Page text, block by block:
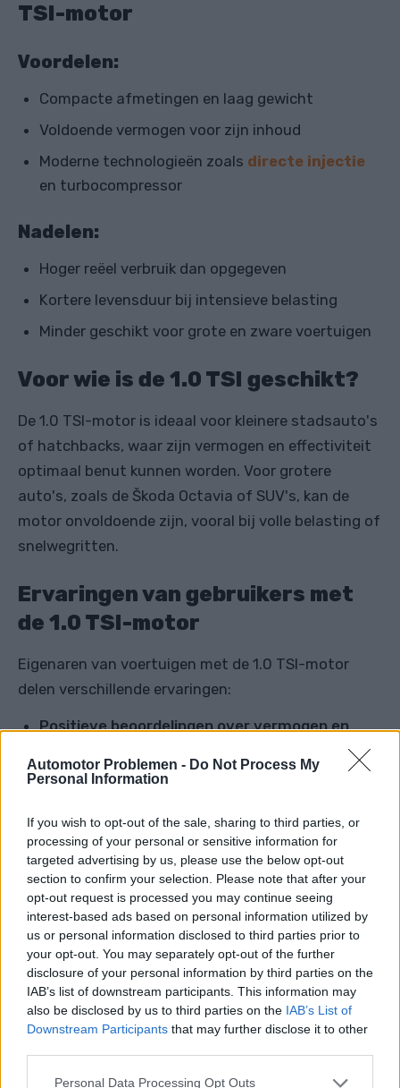
Automotor Problemen - Do Not Process My
Personal Information
If you wish to opt-out of the sale, sharing to third parties, or
processing of your personal or sensitive information for
targeted advertising by us, please use the below opt-out
section to confirm your selection. Please note that after your
opt-out request is processed you may continue seeing
interest-based ads based on personal information utilized by
us or personal information disclosed to third parties prior to
your opt-out. You may separately opt-out of the further
disclosure of your personal information by third parties on the
IAB’s list of downstream participants. This information may
also be disclosed by us to third parties on the IAB’s List of
Downstream Participants that may further disclose it to other
Personal Data Processing Opt Outs
TSI-motor
Voordelen:
Compacte afmetingen en laag gewicht
Voldoende vermogen voor zijn inhoud
Moderne technologieën zoals directe injectie
en turbocompressor
Nadelen:
Hoger reëel verbruik dan opgegeven
Kortere levensduur bij intensieve belasting
Minder geschikt voor grote en zware voertuigen
Voor wie is de 1.0 TSI geschikt?
De 1.0 TSI-motor is ideaal voor kleinere stadsauto's
of hatchbacks, waar zijn vermogen en effectiviteit
optimaal benut kunnen worden. Voor grotere
auto's, zoals de Škoda Octavia of SUV's, kan de
motor onvoldoende zijn, vooral bij volle belasting of
snelwegritten.
Ervaringen van gebruikers met
de 1.0 TSI-motor
Eigenaren van voertuigen met de 1.0 TSI-motor
delen verschillende ervaringen:
Positieve beoordelingen over vermogen en
: Een gebruiker op het forum Honest
John meldt dat zijn SEAT Ibiza 1.0 TSI (115 pk)
waardeert de dynamiek van de motor en de
soepelheid van schakelen.
Zorgen over lange-termijn betrouwbaarheid:
Op het officiële forum van fabrikant Škoda Auto
uiten sommige discussianten twijfels over de
levensduur van de driecilindermotoren 1.0 TSI
vergeleken met oudere viercilindermotoren. Ze
raden aan om goed na te denken bij de keuze van
een voertuig.
Ervaringen met het model Škoda Rapid: Een
eigenaar van een Škoda Rapid 1.0 TSI (81 kW) uit